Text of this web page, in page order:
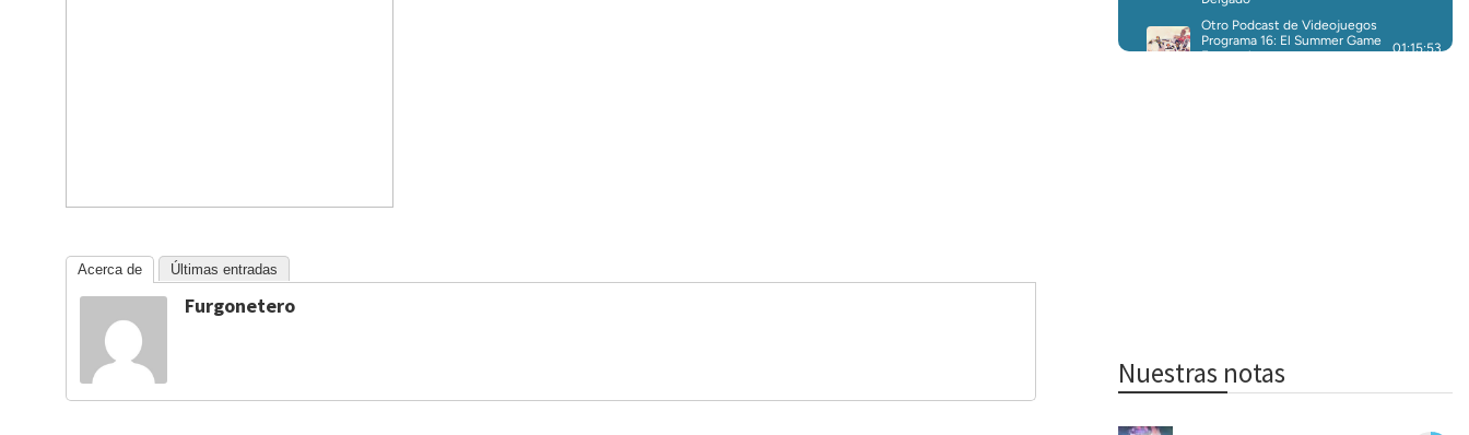
Acerca de Últimas entradas
Furgonetero
Nuestras notas